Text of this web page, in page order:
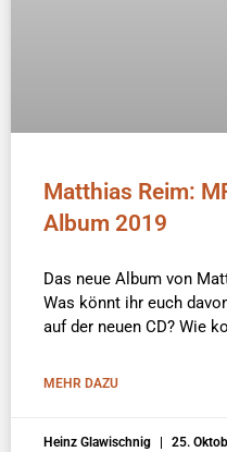
Matthias Reim:
Album 2019
Das neue Album von
Was könnt ihr euch
auf der neuen CD? Wie
MEHR DAZU
Heinz Glawischnig 25.